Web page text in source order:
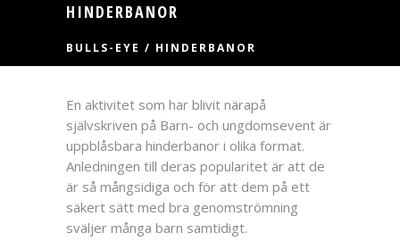
HINDERBANOR
BULLS-EYE / HINDERBANOR
En aktivitet som har blivit närapå
självskriven på Barn- och ungdomsevent är
uppblåsbara hinderbanor i olika format.
Anledningen till deras popularitet är att de
är så mångsidiga och för att dem på ett
säkert sätt med bra genomströmning
sväljer många barn samtidigt.